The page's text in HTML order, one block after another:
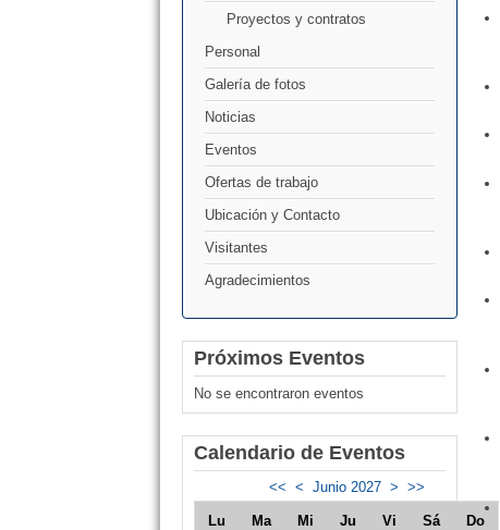
Proyectos y contratos
Personal
Galería de fotos
Noticias
Eventos
Ofertas de trabajo
Ubicación y Contacto
Visitantes
Agradecimientos
Próximos Eventos
No se encontraron eventos
Calendario de Eventos
<< < Junio 2027 > >>
Lu Ma Mi Ju Vi Sá Do